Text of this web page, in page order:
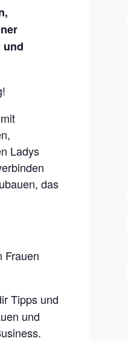
und
Ladys
das
Frauen
Tipps und
und